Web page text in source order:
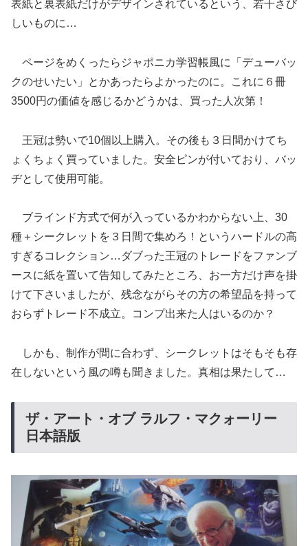
表紙と裏表紙だけがデザインされているという、若干さび
しいものに…
ページをめくったらジャポニカ学習帳風に「デューバッ
クのせいたい」とかあったらよかったのに。これに６冊
3500円の価値を感じるかどうかは、買った人次第！
王冠は勢いで10個以上購入。その後も３日間かけてち
ょくちょく買っていました。安全ピンが付いており、バッ
ヂとして使用可能。
ブラインド方式で何が入っているかわからない上、30
種＋シークレットを３日間で集めろ！というハードルの高
すぎるコレクション…ダブった王冠のトレードをファンブ
ースに紙を置いて告知してみたところ、お一方だけ声を掛
けて下さいましたが、残念ながらその方の希望品を持って
おらずトレード不成立。コンプ出来た人はいるのか？
しかも、制作が間に合わず、シークレットはそもそも存
在しないという風の噂も聞きました。真相は果たして…
ザ・アート・オブ ラルフ・マクォーリー
日本語版